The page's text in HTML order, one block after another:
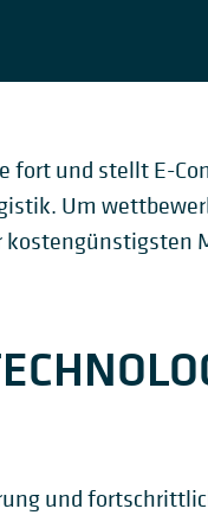
fort und stellt E-
Um
und